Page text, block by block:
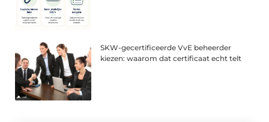
SKW-gecertificeerde VvE beheerder
kiezen: waarom dat certificaat echt telt